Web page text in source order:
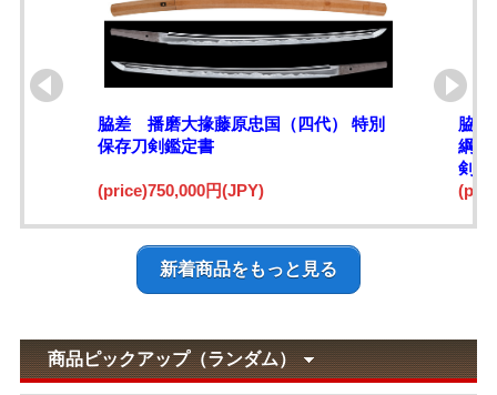
脇差 播磨大掾藤原忠国（四代） 特別
保存刀剣鑑定書
(price)750,000円(JPY)
脇
綱)
剣
新着商品をもっと見る
商品ピックアップ（ランダム）